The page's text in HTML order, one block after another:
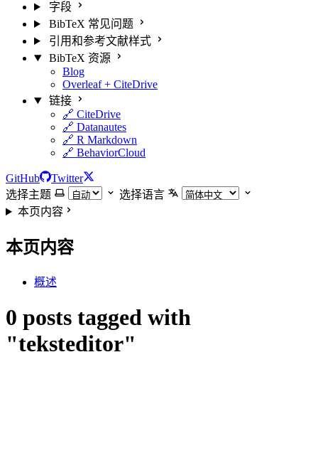
字段
BibTeX 常见问题
引用和参考文献样式
BibTeX 资源
Blog
Overleaf + CiteDrive
链接
🔗 CiteDrive
🔗 Datanautes
🔗 R Markdown
🔗 BehaviorCloud
GitHub
Twitter
选择主题
选择语言
本页内容
本页内容
概述
0 posts tagged with
"teksteditor"